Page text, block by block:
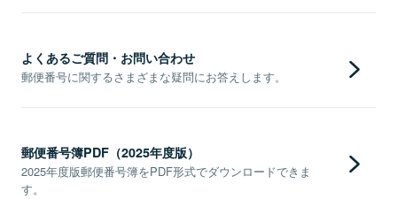
よくあるご質問・お問い合わせ
郵便番号に関するさまざまな疑問にお答えします。
郵便番号簿PDF（2025年度版）
2025年度版郵便番号簿をPDF形式でダウンロードできま
す。